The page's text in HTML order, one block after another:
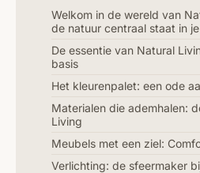
Welkom in de wereld van
de natuur centraal staat in
De essentie van Natural
basis
Het kleurenpalet: een ode
Materialen die ademhalen:
Living
Meubels met een ziel:
Verlichting: de sfeermaker